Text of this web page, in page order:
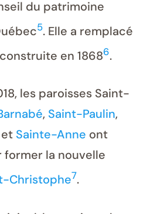
du patrimoine
5. Elle a remplacé
en 18686.
les paroisses Saint-
, Saint-Paulin,
et Sainte-Anne ont
former la nouvelle
Christophe7.